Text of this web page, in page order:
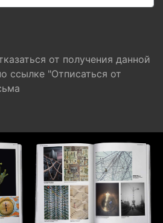
от получения данной
ссылке "Отписаться от